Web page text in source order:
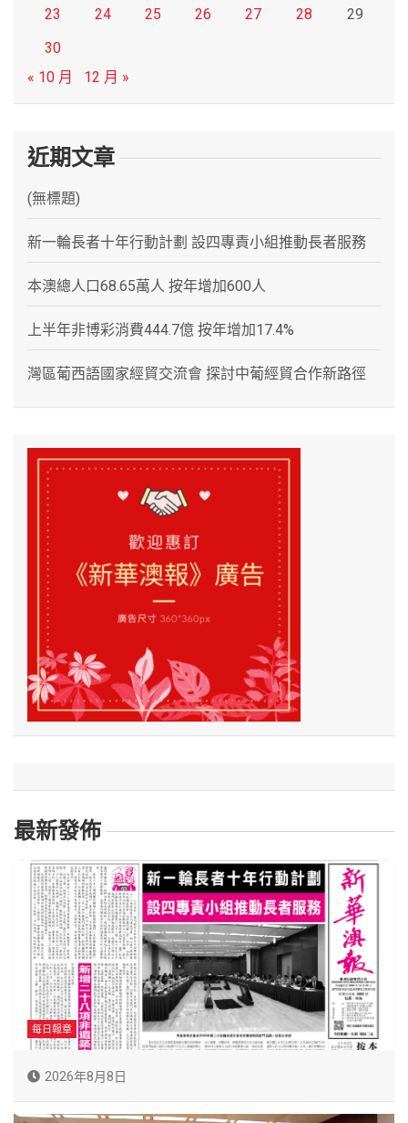
23 24 25 26 27 28
29
30
« 10 月
12 月 »
近期文章
(無標題)
新一輪長者十年行動計劃 設四專責小組推動長者服務
本澳總人口68.65萬人 按年增加600人
上半年非博彩消費444.7億 按年增加17.4%
灣區葡西語國家經貿交流會 探討中葡經貿合作新路徑
最新發佈
每日報章
2026年8月8日